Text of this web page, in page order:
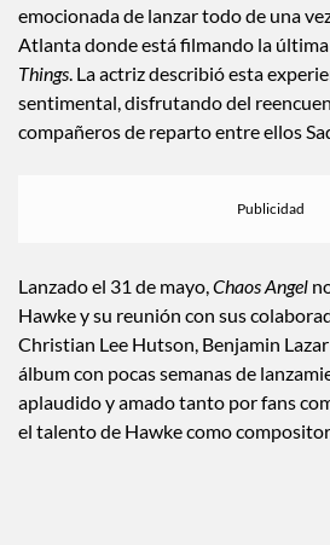
emocionada de lanzar todo de una
Atlanta donde está filmando la
Things. La actriz describió esta
sentimental, disfrutando del
compañeros de reparto entre ellos
Lanzado el 31 de mayo,Chaos Angel
Hawke y su reunión con sus
Christian Lee Hutson, Benjamin
álbum con pocas semanas de
aplaudido y amado tanto por fans
el talento de Hawke como